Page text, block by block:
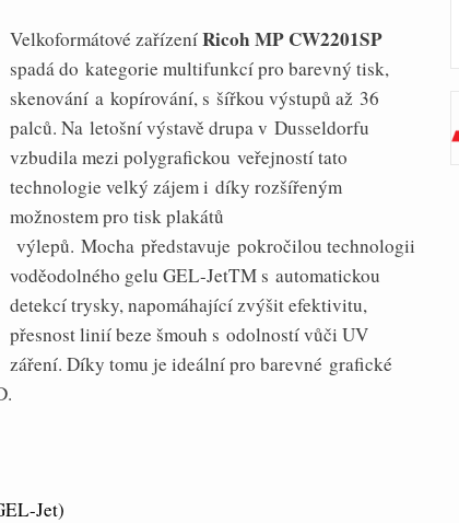
Velkoformátové zařízeníRicoh MP CW2201SP
spadá do kategorie multifunkcí pro barevný tisk,
skenování a kopírování, s šířkou výstupů až 36
palců. Na letošní výstavě drupa v Dusseldorfu
vzbudila mezi polygrafickou veřejností tato
technologie velký zájem i díky rozšířeným
možnostem pro tisk plakátů
výlepů. Mocha představuje pokročilou technologii
voděodolného gelu GEL-JetTM s automatickou
detekcí trysky, napomáhající zvýšit efektivitu,
přesnost linií beze šmouh s odolností vůči UV
záření. Díky tomu je ideální pro barevné grafické
Jet)